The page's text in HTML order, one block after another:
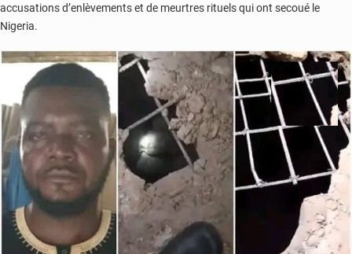
accusations d’enlèvements et de meurtres rituels qui ont secoué le
Nigeria.